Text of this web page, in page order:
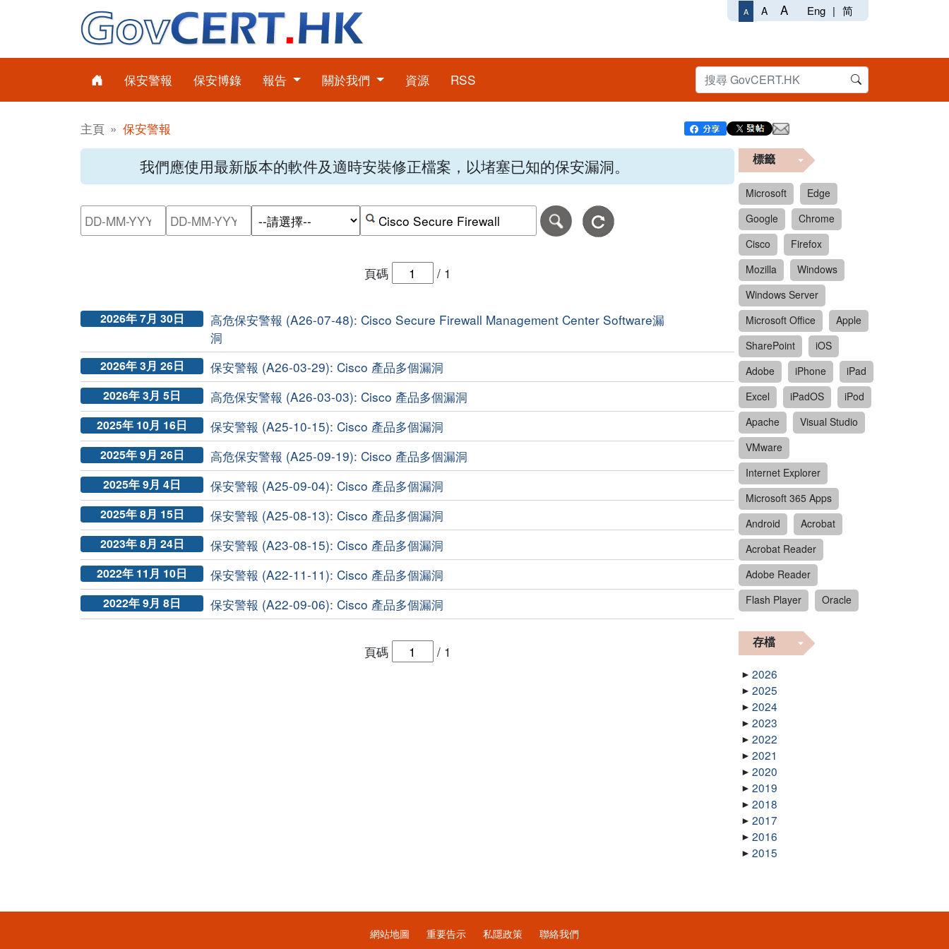
A A A Eng | 简
保安警報 保安博錄 報告 關於我們 資源 RSS
主頁 保安警報
我們應使用最新版本的軟件及適時安裝修正檔案，以堵塞已知的保安漏洞。
請輸入搜尋日期範圍的開始日期，格式為日日-月月-年年年年。
請輸入搜尋日期範圍的結束日期，格式為日日-月月-年年年年。
按關鍵字或 CVE ID 搜尋保安警報
頁碼 / 1
2026年 7月 30日
高危保安警報 (A26-07-48): Cisco Secure Firewall Management Center Software漏
洞
2026年 3月 26日 保安警報 (A26-03-29): Cisco 產品多個漏洞
2026年 3月 5日 高危保安警報 (A26-03-03): Cisco 產品多個漏洞
2025年 10月 16日 保安警報 (A25-10-15): Cisco 產品多個漏洞
2025年 9月 26日 高危保安警報 (A25-09-19): Cisco 產品多個漏洞
2025年 9月 4日 保安警報 (A25-09-04): Cisco 產品多個漏洞
2025年 8月 15日 保安警報 (A25-08-13): Cisco 產品多個漏洞
2023年 8月 24日 保安警報 (A23-08-15): Cisco 產品多個漏洞
2022年 11月 10日 保安警報 (A22-11-11): Cisco 產品多個漏洞
2022年 9月 8日 保安警報 (A22-09-06): Cisco 產品多個漏洞
頁碼 / 1
標籤
Microsoft
Edge
Google
Chrome
Cisco
Firefox
Mozilla
Windows
Windows Server
Microsoft Office
Apple
SharePoint
iOS
Adobe
iPhone
iPad
Excel
iPadOS
iPod
Apache
Visual Studio
VMware
Internet Explorer
Microsoft 365 Apps
Android
Acrobat
Acrobat Reader
Adobe Reader
Flash Player
Oracle
存檔
2026
2025
2024
2023
2022
2021
2020
2019
2018
2017
2016
2015
網站地圖 重要告示 私隱政策 聯絡我們